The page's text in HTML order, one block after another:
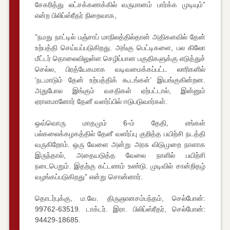
சேகரித்து லட்சக்கணக்கில் வருமானம் பார்க்க முடியும்”
என்ற பிலிப்ஸ்ரீதர் நிறைவாக,
”நமது நாட்டில் பஞ்சாப் மாநிலத்தில்தான் அதிகளவில் தேன்
உற்பத்தி செய்யப்படுகிறது. அங்கு பெட்டிகளை, பல கிலோ
மீட்டர் தொலைவிலுள்ள செழிப்பான பகுதிகளுக்கு எடுத்துச்
செல்ல, பிரத்யேகமாக வடிவமைக்கப்பட்ட லாரிகளில்
‘நடமாடும் தேன் உற்பத்திக் கூடங்கள்’ இயங்குகின்றன.
அதுபோல இங்கும் வசதிகள் ஏற்பட்டால், இன்னும்
ஏராளமானோர் தேனீ வளர்ப்பில் ஈடுபடுவார்கள்.
ஒவ்வொரு மாதமும் 6-ம் தேதி, எங்கள்
பல்கலைக்கழகத்தில் தேனீ வளர்ப்பு குறித்த பயிற்சி நடத்தி
வருகிறோம். ஒரு வேளை அன்று அரசு விடுமுறை நாளாக
இருந்தால், அதையடுத்த வேலை நாளில் பயிற்சி
நடைபெறும். இதற்கு கட்டணம் உண்டு. முடிவில் சான்றிதழ்
வழங்கப்படுகிறது” என்று சொன்னார்.
தொடர்புக்கு, ம.வே. திருஞானசம்பந்தம், செல்போன்:
99762-63519. டாக்டர். இரா. பிலிப்ஸ்ரீதர், செல்போன்:
94429-18685.